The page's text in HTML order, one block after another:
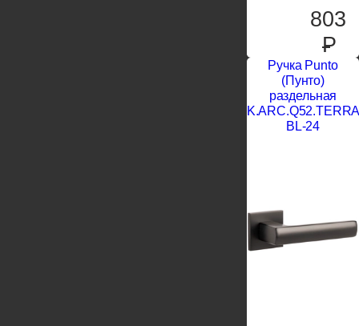
803
P
Ручка Punto
(Пунто)
раздельная
BL-24